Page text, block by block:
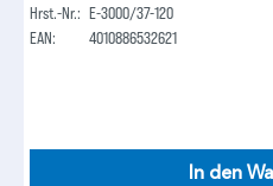
Hrst.-Nr.: E-3000/37-120
EAN:
4010886532621
In den